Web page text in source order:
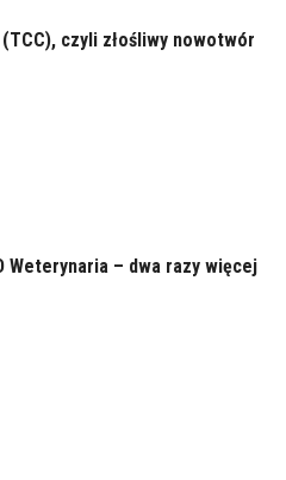
czyli złośliwy nowotwór
Weterynaria – dwa razy więcej